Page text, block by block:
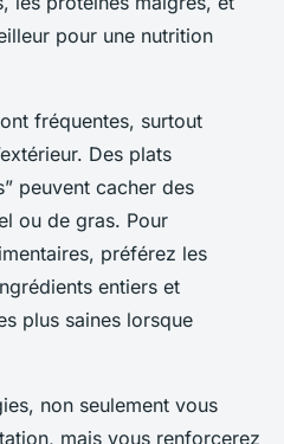
pour une nutrition
fréquentes, surtout
Des plats
peuvent cacher des
ou de gras. Pour
préférez les
entiers et
plus saines lorsque
non seulement vous
mais vous renforcerez